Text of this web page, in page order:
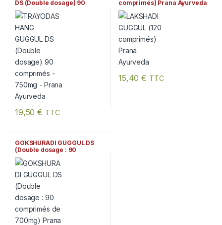
DS (Double dosage) 90
comprimés – 750mg – Prana
Ayurveda
19,50€ TTC
comprimés) Prana Ayurveda
15,40€ TTC
GOKSHURADI GUGGUL DS
(Double dosage : 90
comprimés de 700mg)
Prana Ayurveda